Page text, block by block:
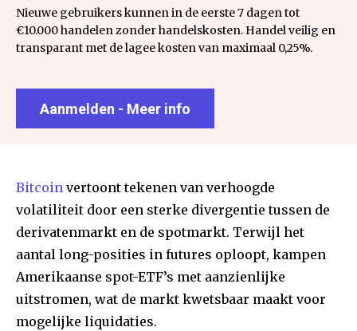
Nieuwe gebruikers kunnen in de eerste 7 dagen tot
€10.000 handelen zonder handelskosten. Handel veilig en
transparant met de lagee kosten van maximaal 0,25%.
Aanmelden - Meer info
Bitcoin vertoont tekenen van verhoogde
volatiliteit door een sterke divergentie tussen de
derivatenmarkt en de spotmarkt. Terwijl het
aantal long-posities in futures oploopt, kampen
Amerikaanse spot-ETF’s met aanzienlijke
uitstromen, wat de markt kwetsbaar maakt voor
mogelijke liquidaties.